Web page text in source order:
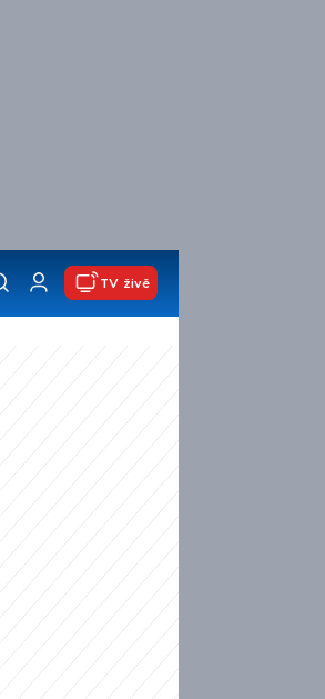
TV živě